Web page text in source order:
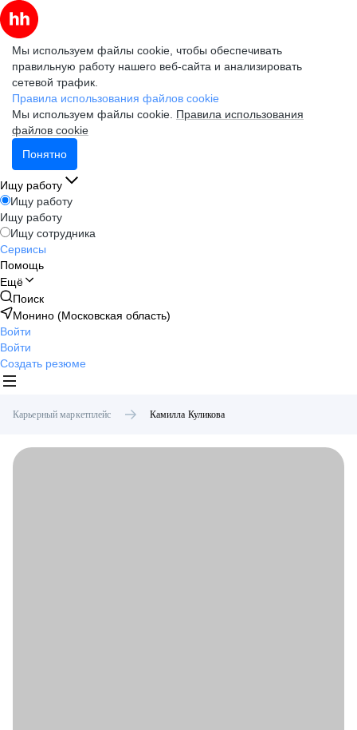
Мы используем файлы cookie, чтобы обеспечивать
правильную работу нашего веб-сайта и анализировать
сетевой трафик.
Правила использования файлов cookie
Мы используем файлы cookie. Правила использования
файлов cookie
Понятно
Ищу работу
Ищу работу
Ищу работу
Ищу сотрудника
Сервисы
Помощь
Ещё
Поиск
Монино (Московская область)
Войти
Войти
Создать резюме
Карьерный маркетплейс Камилла Куликова